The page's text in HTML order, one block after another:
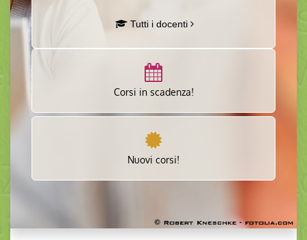
Tutti i docenti
Corsi in scadenza!
Nuovi corsi!